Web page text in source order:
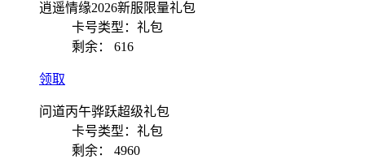
逍遥情缘2026新服限量礼包
卡号类型：礼包
剩余：
616
领取
问道丙午骅跃超级礼包
卡号类型：礼包
剩余：
4960